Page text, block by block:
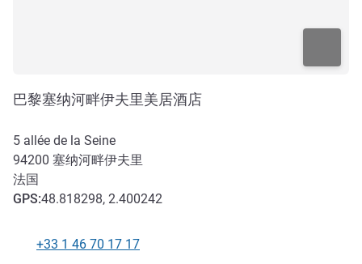
巴黎塞纳河畔伊夫里美居酒店
5 allée de la Seine
94200 塞纳河畔伊夫里
法国
GPS:48.818298, 2.400242
电话
+33 1 46 70 17 17